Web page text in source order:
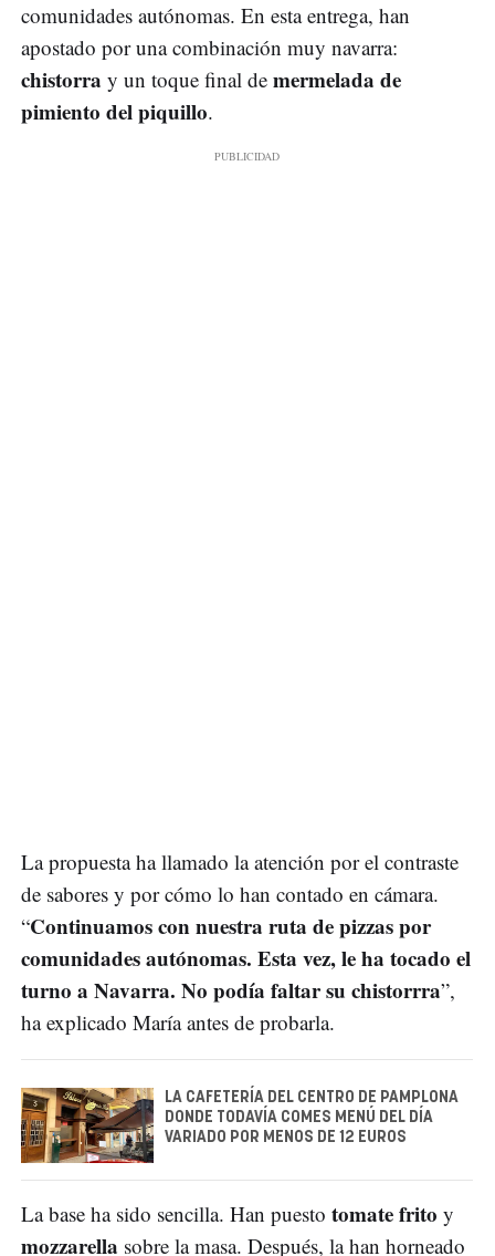
comunidades autónomas. En esta entrega, han
apostado por una combinación muy navarra:
chistorra y un toque final de mermelada de
pimiento del piquillo.
La propuesta ha llamado la atención por el contraste
de sabores y por cómo lo han contado en cámara.
“Continuamos con nuestra ruta de pizzas por
comunidades autónomas. Esta vez, le ha tocado el
turno a Navarra. No podía faltar su chistorrra”,
ha explicado María antes de probarla.
LA CAFETERÍA DEL CENTRO DE PAMPLONA
DONDE TODAVÍA COMES MENÚ DEL DÍA
VARIADO POR MENOS DE 12 EUROS
La base ha sido sencilla. Han puesto tomate frito y
mozzarella sobre la masa. Después, la han horneado